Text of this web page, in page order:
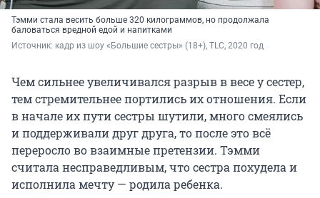
Тэмми стала весить больше 320 килограммов, но продолжала
баловаться вредной едой и напитками
Источник: кадр из шоу «Большие сестры» (18+), TLC, 2020 год
Чем сильнее увеличивался разрыв в весе у сестер,
тем стремительнее портились их отношения. Если
в начале их пути сестры шутили, много смеялись
и поддерживали друг друга, то после это всё
переросло во взаимные претензии. Тэмми
считала несправедливым, что сестра похудела и
исполнила мечту — родила ребенка.